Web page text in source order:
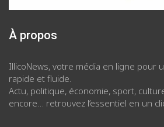
À propos
IllicoNews, votre média en ligne pour
rapide et fluide.
Actu, politique, économie, sport,
encore… retrouvez l’essentiel en un